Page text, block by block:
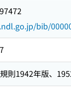
bib/
則1942年版、